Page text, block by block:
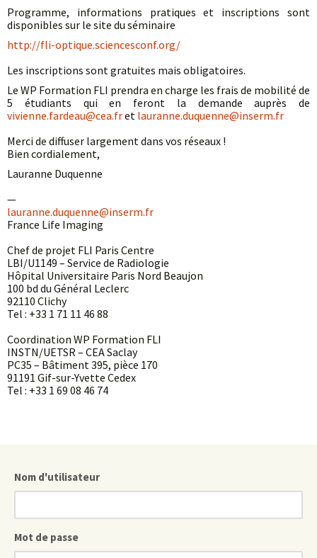
Programme, informations pratiques et inscriptions sont
disponibles sur le site du séminaire
http://fli-optique.sciencesconf.org/
Les inscriptions sont gratuites mais obligatoires.
Le WP Formation FLI prendra en charge les frais de mobilité de
5 étudiants qui en feront la demande auprès de
vivienne.fardeau@cea.fret lauranne.duquenne@inserm.fr
Merci de diffuser largement dans vos réseaux !
Bien cordialement,
Lauranne Duquenne
—
lauranne.duquenne@inserm.fr
France Life Imaging
Chef de projet FLI Paris Centre
LBI/U1149 – Service de Radiologie
Hôpital Universitaire Paris Nord Beaujon
100 bd du Général Leclerc
92110 Clichy
Tel : +33 1 71 11 46 88
Coordination WP Formation FLI
INSTN/UETSR – CEA Saclay
PC35 – Bâtiment 395, pièce 170
91191 Gif-sur-Yvette Cedex
Tel : +33 1 69 08 46 74
Nom d'utilisateur
Mot de passe